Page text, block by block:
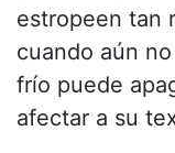
estropeen tan
cuando aún
frío puede
afectar a su